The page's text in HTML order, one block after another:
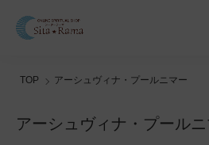
TOP アーシュヴィナ・プールニマー
アーシュヴィナ・プールニ